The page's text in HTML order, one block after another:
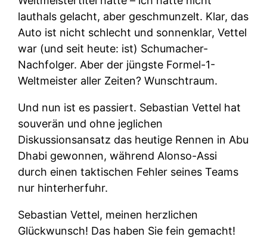
lauthals gelacht, aber geschmunzelt. Klar, das
Auto ist nicht schlecht und sonnenklar, Vettel
war (und seit heute: ist) Schumacher-
Nachfolger. Aber der jüngste Formel-1-
Weltmeister aller Zeiten? Wunschtraum.
Und nun ist es passiert. Sebastian Vettel hat
souverän und ohne jeglichen
Diskussionsansatz das heutige Rennen in Abu
Dhabi gewonnen, während Alonso-Assi
durch einen taktischen Fehler seines Teams
nur hinterherfuhr.
Sebastian Vettel, meinen herzlichen
Glückwunsch! Das haben Sie fein gemacht!